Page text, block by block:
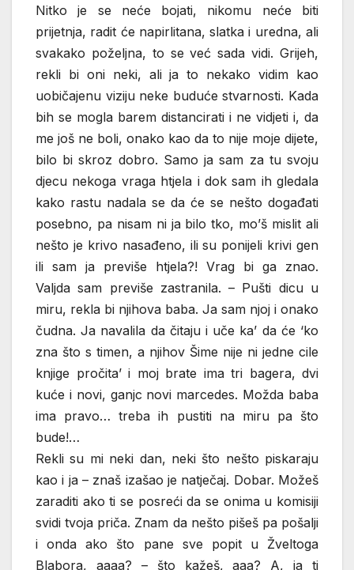
Nitko je se neće bojati, nikomu neće biti
prijetnja, radit će napirlitana, slatka i uredna, ali
svakako poželjna, to se već sada vidi. Grijeh,
rekli bi oni neki, ali ja to nekako vidim kao
uobičajenu viziju neke buduće stvarnosti. Kada
bih se mogla barem distancirati i ne vidjeti i, da
me još ne boli, onako kao da to nije moje dijete,
bilo bi skroz dobro. Samo ja sam za tu svoju
djecu nekoga vraga htjela i dok sam ih gledala
kako rastu nadala se da će se nešto događati
posebno, pa nisam ni ja bilo tko, mo’š mislit ali
nešto je krivo nasađeno, ili su ponijeli krivi gen
ili sam ja previše htjela?! Vrag bi ga znao.
Valjda sam previše zastranila. – Pušti dicu u
miru, rekla bi njihova baba. Ja sam njoj i onako
čudna. Ja navalila da čitaju i uče ka’ da će ‘ko
zna što s timen, a njihov Šime nije ni jedne cile
knjige pročita’ i moj brate ima tri bagera, dvi
kuće i novi, ganjc novi marcedes. Možda baba
ima pravo… treba ih pustiti na miru pa što
bude!…
Rekli su mi neki dan, neki što nešto piskaraju
kao i ja – znaš izašao je natječaj. Dobar. Možeš
zaraditi ako ti se posreći da se onima u komisiji
svidi tvoja priča. Znam da nešto pišeš pa pošalji
i onda ako što pane sve popit u Žveltoga
Blabora, aaaa? – što kažeš, aaa? A, ja ti